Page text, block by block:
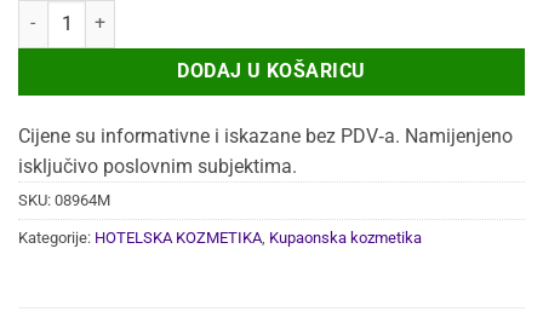
GEL ZA TUŠIRANJE MEDITERAN SENSE 20ML 351/1 količina
DODAJ U KOŠARICU
Cijene su informativne i iskazane bez PDV‑a. Namijenjeno
isključivo poslovnim subjektima.
SKU: 08964M
Kategorije: HOTELSKA KOZMETIKA Kupaonska kozmetika